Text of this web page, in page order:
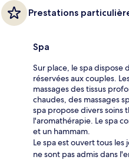
Prestations
Spa
Sur place, le spa dispose
réservées aux couples.
massages des tissus
chaudes, des massages
spa propose divers soins
l'aromathérapie. Le spa
et un hammam.
Le spa est ouvert tous les
ne sont pas admis dans